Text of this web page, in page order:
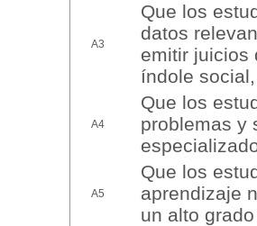
A3
Que los
datos
emitir juicios
índole
A4
Que los
problemas y
A5
Que los
aprendizaje
un alto